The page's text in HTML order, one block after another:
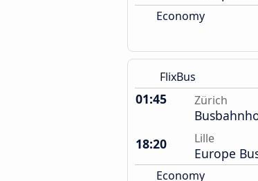
Economy
FlixBus
01:45 Zürich
18:20
Lille
Europe
Economy